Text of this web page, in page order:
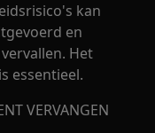
kan
en
Het
essentieel.
VERVANGEN